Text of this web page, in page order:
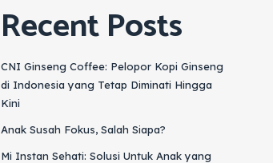
Recent Posts
CNI Ginseng Coffee: Pelopor Kopi Ginseng
di Indonesia yang Tetap Diminati Hingga
Kini
Anak Susah Fokus, Salah Siapa?
Mi Instan Sehati: Solusi Untuk Anak yang